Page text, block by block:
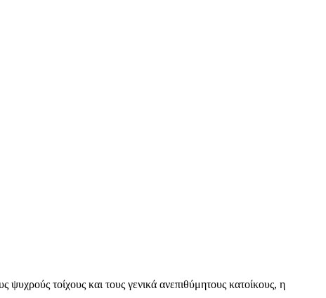
τοίχους και τους γενικά ανεπιθύμητους κατοίκους, η